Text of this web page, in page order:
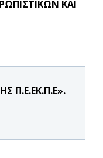
ΚΑΙ
Π.Ε.ΕΚ.Π.Ε».